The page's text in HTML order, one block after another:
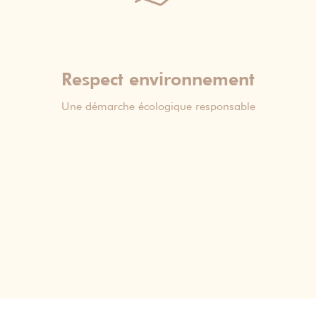
Respect environnement
Une démarche écologique responsable